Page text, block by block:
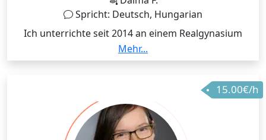
auch über andere Zeiteinheiten einig. Für weitere
Fragen schreibt mir gerne eine Nachricht Ich freue
mich Dich/Euch kennen zu lernen!
Spricht: Deutsch, Hungarian
Ich unterrichte seit 2014 an einem Realgynasium
Chemie und Geschichte. Zusätzlich habe ich
Erfahrung in benachbarten naturwissenschafltichen
Grundbildung. Ich habe während meiner Unizeit
immer wieder Nachhilfe gegeben. Heuer bin ich in
Karenz und stehe daher für Nachhilfe rund um die
Uhr zur Verfügung.
Mehr...
15.00€/h